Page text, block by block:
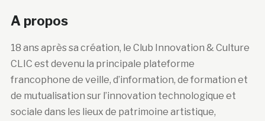
A propos
18 ans après sa création, le Club Innovation & Culture
CLIC est devenu la principale plateforme
francophone de veille, d’information, de formation et
de mutualisation sur l’innovation technologique et
sociale dans les lieux de patrimoine artistique,